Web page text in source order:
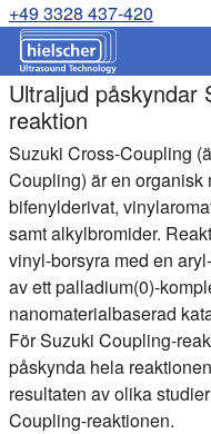
+49 3328 437-420
Ultraljud påskyndar
reaktion
Suzuki Cross-Coupling
Coupling) är en organisk
bifenylderivat,
samt alkylbromider.
vinyl-borsyra med en
av ett palladium(0)-
nanomaterialbaserad
För Suzuki Coupling-
påskynda hela
resultaten av olika
Coupling-reaktionen.